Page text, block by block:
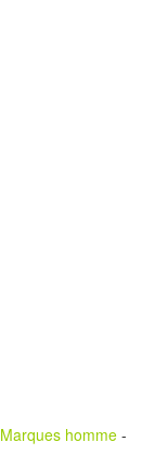
Marques homme -